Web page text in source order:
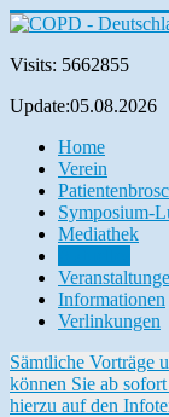
Visits: 5662855
Update:05.08.2026
Home
Verein
Symposium-
Mediathek
Informationen
Verlinkungen
Sämtliche Vorträge
können Sie ab
hierzu auf den